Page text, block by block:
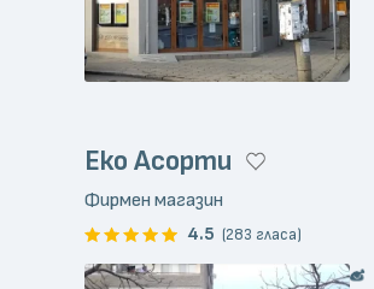
Еко Асорти
Фирмен магазин
4.5 (283 гласа)